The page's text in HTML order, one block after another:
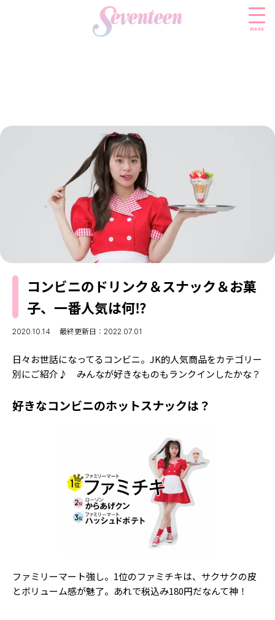
menu
FASHION
ファッションニュース
着痩せ
ビューティニュース
トレンドメイク
ベストコスメ
ヘアアレンジ・ヘアケア
スキンケア
ボディケア
SCHOOL
スクールニュース
制服コーデ
学校ヘアメイク
勉強・受験・進路
ENTERTAINMENT
エンタメニュース
なにわ男子
LIFESTYLE
ライフスタイルニュース
JKランキング・アワード
モデルの購入品
おでかけ
JK TREND
MODELS
MODEL'S BLOG
TikTok
Instagram
YouTube
FORTUNE
ミスセブンティーンニュース
バックナンバー
INFORMATION
Seventeenについて
コンビニのドリンク＆スナック＆お菓
子、一番人気は何⁉
2020.10.14 最終更新日：2022.07.01
日々お世話になってるコンビニ。JK的人気商品をカテゴリー
別にご紹介♪ みんなが好きなものもランクインしたかな？
好きなコンビニのホットスナックは？
ファミリーマート強し。1位のファミチキは、サクサクの皮
とボリューム感が魅了。あれで税込み180円だなんて神！